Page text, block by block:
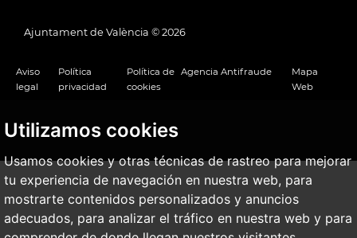
Utilizamos cookies
Usamos cookies y otras técnicas de rastreo para mejorar
tu experiencia de navegación en nuestra web, para
mostrarte contenidos personalizados y anuncios
adecuados, para analizar el tráfico en nuestra web y para
Ajuntament de València © 2026
Aviso
legal
Política
privacidad
Política de
cookies
Agencia Antifraude
Mapa
Web